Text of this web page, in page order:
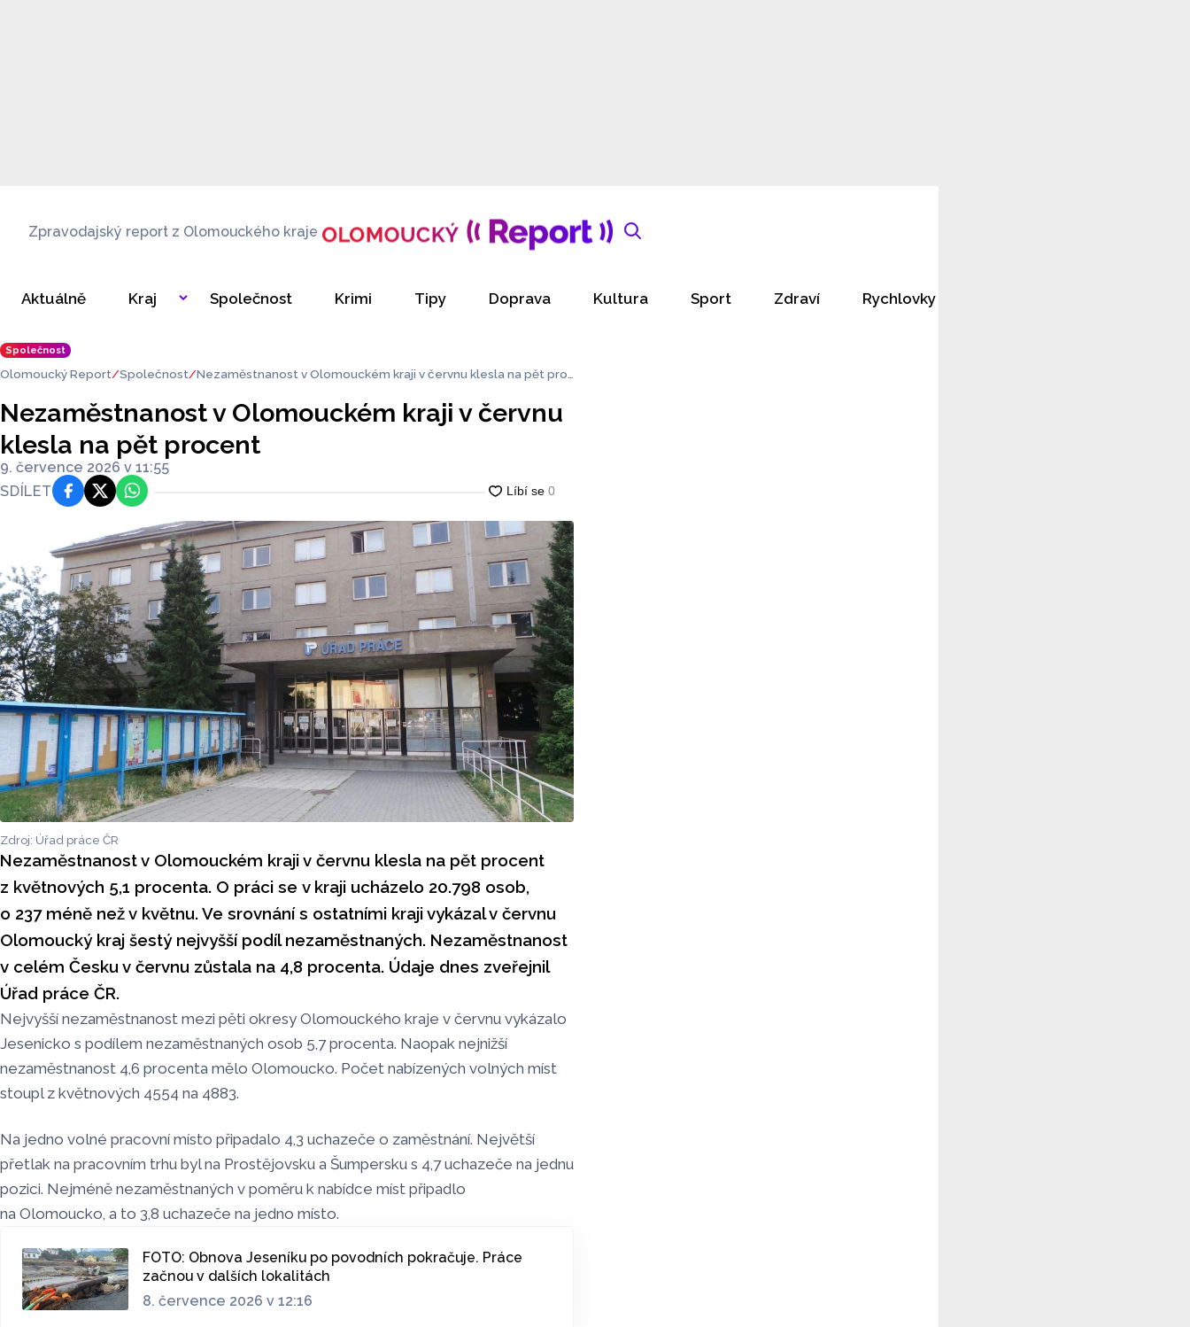
Zpravodajský report z Olomouckého kraje
Aktuálně Kraj Společnost Krimi Tipy Doprava Kultura Sport Zdraví Rychlovky
Společnost
Olomoucký Report Společnost
Nezaměstnanost v Olomouckém kraji v červnu klesla na pět pro
Nezaměstnanost v Olomouckém kraji v červnu
klesla na pět procent
9. července 2026 v 11:55
SDÍLET
FacebookPlatforma X
WhatsApp
Zdroj: Úřad práce ČR
Nezaměstnanost v Olomouckém kraji v červnu klesla na pět procent
z květnových 5,1 procenta. O práci se v kraji ucházelo 20.798 osob,
o 237 méně než v květnu. Ve srovnání s ostatními kraji vykázal v červnu
Olomoucký kraj šestý nejvyšší podíl nezaměstnaných. Nezaměstnanost
v celém Česku v červnu zůstala na 4,8 procenta. Údaje dnes zveřejnil
Úřad práce ČR.
Nejvyšší nezaměstnanost mezi pěti okresy Olomouckého kraje v červnu vykázalo
Jesenicko s podílem nezaměstnaných osob 5,7 procenta. Naopak nejnižší
nezaměstnanost 4,6 procenta mělo Olomoucko. Počet nabízených volných míst
stoupl z květnových 4554 na 4883.
Na jedno volné pracovní místo připadalo 4,3 uchazeče o zaměstnání. Největší
přetlak na pracovním trhu byl na Prostějovsku a Šumpersku s 4,7 uchazeče na jednu
pozici. Nejméně nezaměstnaných v poměru k nabídce míst připadlo
na Olomoucko, a to 3,8 uchazeče na jedno místo.
FOTO: Obnova Jeseníku po povodních pokračuje. Práce
začnou v dalších lokalitách
8. července 2026 v 12:16